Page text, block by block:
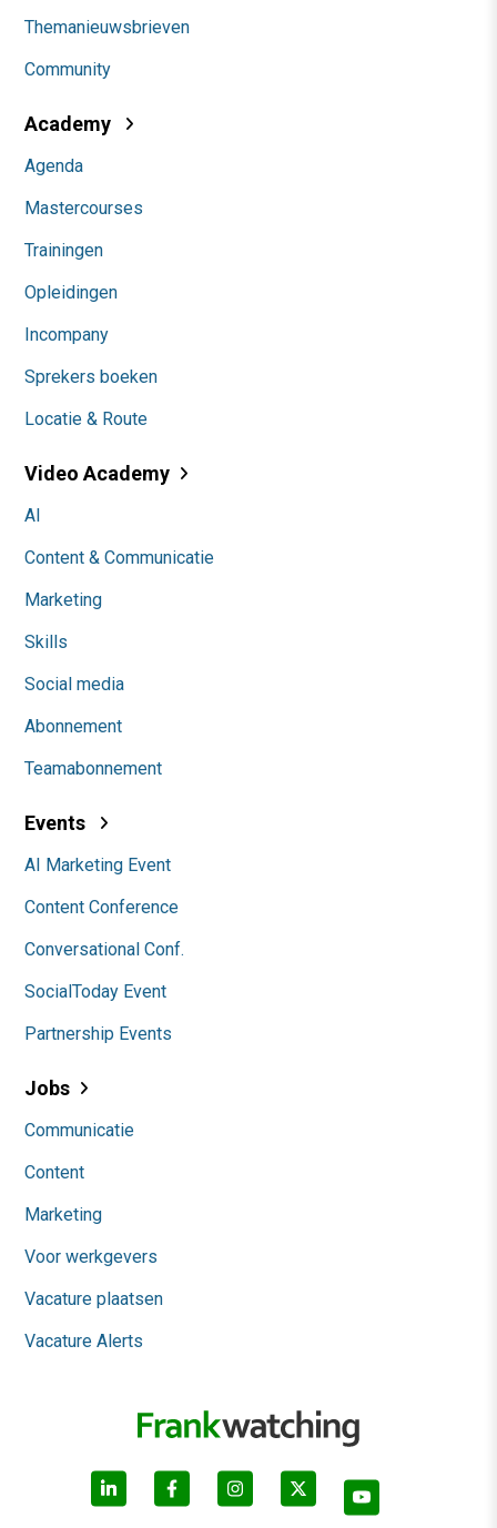
Themanieuwsbrieven
Community
Academy
Agenda
Mastercourses
Trainingen
Opleidingen
Incompany
Sprekers boeken
Locatie & Route
Video Academy
AI
Content & Communicatie
Marketing
Skills
Social media
Abonnement
Teamabonnement
Events
AI Marketing Event
Content Conference
Conversational Conf.
SocialToday Event
Partnership Events
Jobs
Communicatie
Content
Marketing
Voor werkgevers
Vacature plaatsen
Vacature Alerts